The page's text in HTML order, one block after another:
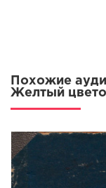
Похожие
Желтый